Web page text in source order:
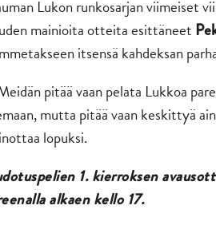
Lukon runkosarjan viimeiset
mainioita otteita esittäneet
itsensä kahdeksan
pitää vaan pelata Lukkoa
mutta pitää vaan keskittyä
lopuksi.
1. kierroksen
alkaen kello 17.